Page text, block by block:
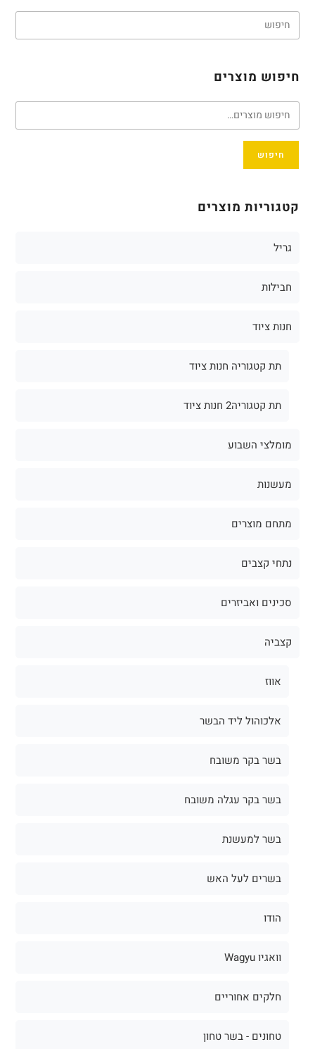
חיפוש מוצרים
חיפוש
קטגוריות מוצרים
גריל
חבילות
חנות ציוד
תת קטגוריה חנות ציוד
תת קטגוריה2 חנות ציוד
מומלצי השבוע
מעשנות
מתחם מוצרים
נתחי קצבים
סכינים ואביזרים
קצביה
אווז
אלכוהול ליד הבשר
בשר בקר משובח
בשר בקר עגלה משובח
בשר למעשנת
בשרים לעל האש
הודו
וואגיו Wagyu
חלקים אחוריים
טחונים - בשר טחון